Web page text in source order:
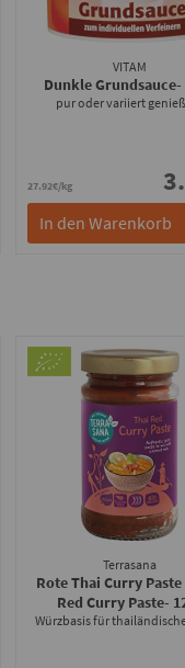
VITAM
Dunkle Grundsauce-
pur oder variiert
27.92€/kg
In den Warenkorb
Terrasana
Rote Thai Curry Paste
Red Curry Paste-
Würzbasis für